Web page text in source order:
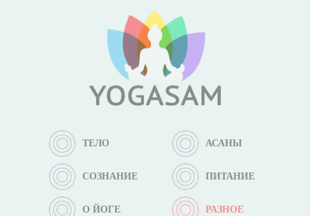
ТЕЛО АСАНЫ
СОЗНАНИЕ ПИТАНИЕ
О ЙОГЕ РАЗНОЕ